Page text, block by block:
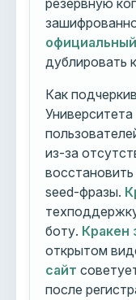
резервную
дублировать
Как
из-за
seed-фразы.
боту. Кракен
открытом
сайт
после